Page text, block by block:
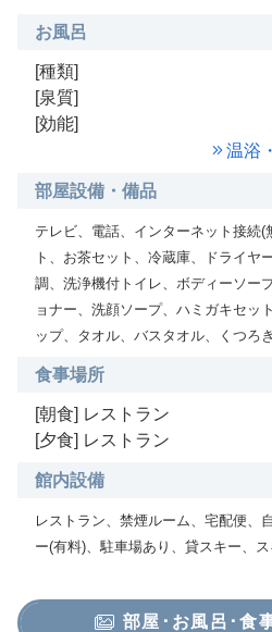
お風呂
[種類]
[泉質]
[効能]
温浴
部屋設備・備品
テレビ、電話、インターネット接続(
ト、お茶セット、冷蔵庫、ドライヤ
調、洗浄機付トイレ、ボディーソー
ョナー、洗顔ソープ、ハミガキセッ
ップ、タオル、バスタオル、くつろ
食事場所
[朝食] レストラン
[夕食] レストラン
館内設備
レストラン、禁煙ルーム、宅配便、
ー(有料)、駐車場あり、貸スキー、
部屋･お風呂･食